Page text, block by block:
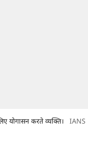
योगासन करते व्यक्ति। IANS